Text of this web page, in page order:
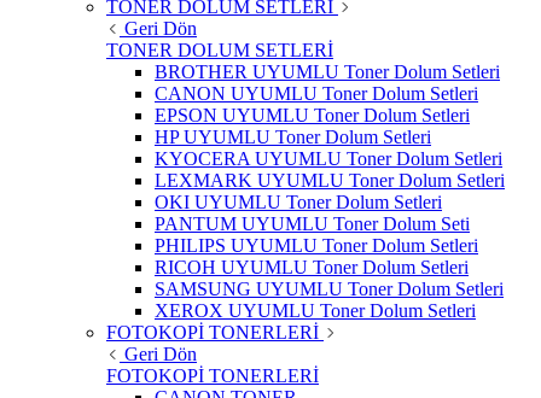
TONER DOLUM SETLERİ
Geri Dön
TONER DOLUM SETLERİ
BROTHER UYUMLU Toner Dolum Setleri
CANON UYUMLU Toner Dolum Setleri
EPSON UYUMLU Toner Dolum Setleri
HP UYUMLU Toner Dolum Setleri
KYOCERA UYUMLU Toner Dolum Setleri
LEXMARK UYUMLU Toner Dolum Setleri
OKI UYUMLU Toner Dolum Setleri
PANTUM UYUMLU Toner Dolum Seti
PHILIPS UYUMLU Toner Dolum Setleri
RICOH UYUMLU Toner Dolum Setleri
SAMSUNG UYUMLU Toner Dolum Setleri
XEROX UYUMLU Toner Dolum Setleri
FOTOKOPİ TONERLERİ
Geri Dön
FOTOKOPİ TONERLERİ